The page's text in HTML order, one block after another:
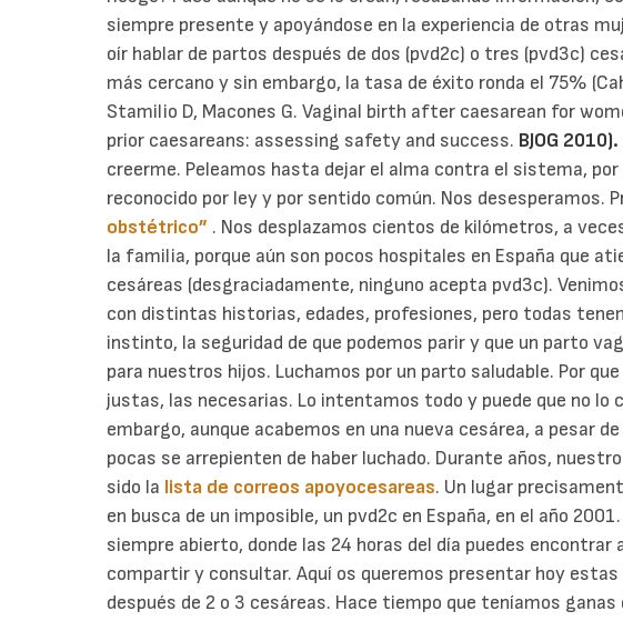
siempre presente y apoyándose en la experiencia de otras
oír hablar de partos después de dos (pvd2c) o tres (pvd3c)
más cercano y sin embargo, la tasa de éxito ronda el 75%
Stamilio D, Macones G. Vaginal birth after caesarean for
prior caesareans: assessing safety and success. BJOG 2010).
creerme. Peleamos hasta dejar el alma contra el sistema,
reconocido por ley y por sentido común. Nos desesperamos.
obstétrico” . Nos desplazamos cientos de kilómetros, a
la familia, porque aún son pocos hospitales en España que
cesáreas (desgraciadamente, ninguno acepta pvd3c).
con distintas historias, edades, profesiones, pero todas
instinto, la seguridad de que podemos parir y que un parto
para nuestros hijos. Luchamos por un parto saludable. Por
justas, las necesarias. Lo intentamos todo y puede que no lo
embargo, aunque acabemos en una nueva cesárea, a pesar
pocas se arrepienten de haber luchado. Durante años,
sido la lista de correos apoyocesareas. Un lugar
en busca de un imposible, un pvd2c en España, en el año
siempre abierto, donde las 24 horas del día puedes encontrar
compartir y consultar. Aquí os queremos presentar hoy
después de 2 o 3 cesáreas. Hace tiempo que teníamos